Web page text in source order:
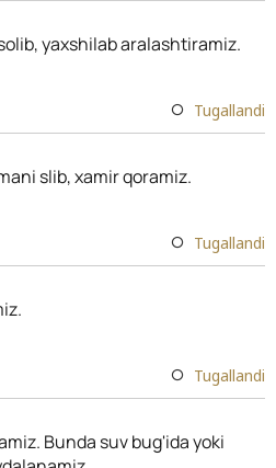
yaxshilab aralashtiramiz.
Tugallandi
slib, xamir qoramiz.
Tugallandi
Tugallandi
Bunda suv bug'ida yoki